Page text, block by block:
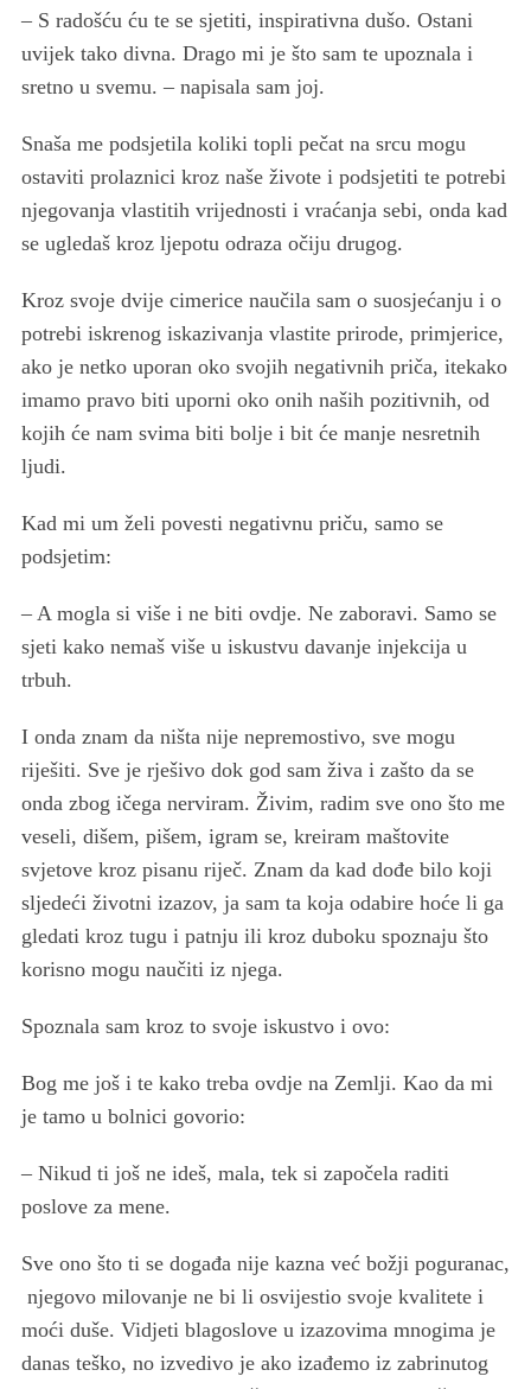
– S radošću ću te se sjetiti, inspirativna dušo. Ostani
uvijek tako divna. Drago mi je što sam te upoznala i
sretno u svemu. – napisala sam joj.
Snaša me podsjetila koliki topli pečat na srcu mogu
ostaviti prolaznici kroz naše živote i podsjetiti te potrebi
njegovanja vlastitih vrijednosti i vraćanja sebi, onda kad
se ugledaš kroz ljepotu odraza očiju drugog.
Kroz svoje dvije cimerice naučila sam o suosjećanju i o
potrebi iskrenog iskazivanja vlastite prirode, primjerice,
ako je netko uporan oko svojih negativnih priča, itekako
imamo pravo biti uporni oko onih naših pozitivnih, od
kojih će nam svima biti bolje i bit će manje nesretnih
ljudi.
Kad mi um želi povesti negativnu priču, samo se
podsjetim:
– A mogla si više i ne biti ovdje. Ne zaboravi. Samo se
sjeti kako nemaš više u iskustvu davanje injekcija u
trbuh.
I onda znam da ništa nije nepremostivo, sve mogu
riješiti. Sve je rješivo dok god sam živa i zašto da se
onda zbog ičega nerviram. Živim, radim sve ono što me
veseli, dišem, pišem, igram se, kreiram maštovite
svjetove kroz pisanu riječ. Znam da kad dođe bilo koji
sljedeći životni izazov, ja sam ta koja odabire hoće li ga
gledati kroz tugu i patnju ili kroz duboku spoznaju što
korisno mogu naučiti iz njega.
Spoznala sam kroz to svoje iskustvo i ovo:
Bog me još i te kako treba ovdje na Zemlji. Kao da mi
je tamo u bolnici govorio:
– Nikud ti još ne ideš, mala, tek si započela raditi
poslove za mene.
Sve ono što ti se događa nije kazna već božji poguranac,
njegovo milovanje ne bi li osvijestio svoje kvalitete i
moći duše. Vidjeti blagoslove u izazovima mnogima je
danas teško, no izvedivo je ako izađemo iz zabrinutog